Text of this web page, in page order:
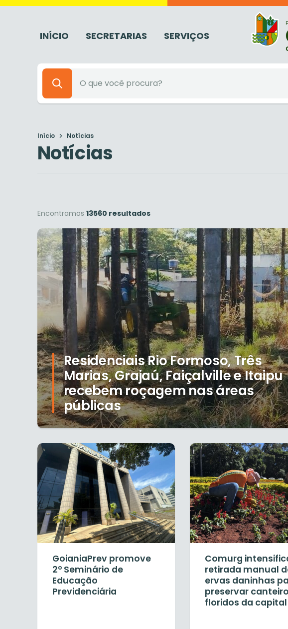
INÍCIO SECRETARIAS SERVIÇOS
Início Notícias
Notícias
Encontramos 13560 resultados
Residenciais Rio Formoso, Três
Marias, Grajaú, Faiçalville e Itaipu
recebem roçagem nas áreas
públicas
GoianiaPrev promove
2º Seminário de
Educação
Previdenciária
Comurg
retirada manual
ervas daninhas
preservar
floridos da capital